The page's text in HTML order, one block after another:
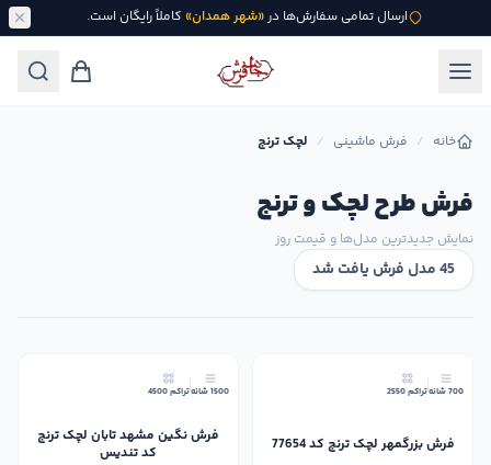
ارسال تمامی سفارش‌ها در«شهر همدان» کاملاً رایگان است.
خانه / فرش ماشینی / لچک ترنج
فرش طرح لچک و ترنج
نمایش جدیدترین مدل‌ها و قیمت روز
45 مدل فرش یافت شد
700 شانه تراکم 2550
فرش بزرگمهر لچک ترنج کد 77654
1500 شانه تراکم 4500
فرش نگین مشهد تابان لچک ترنج
کد تندیس